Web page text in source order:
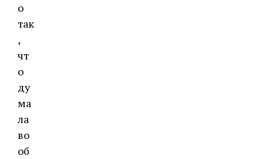
о
так
,
чт
о
ду
ма
ла
во
об